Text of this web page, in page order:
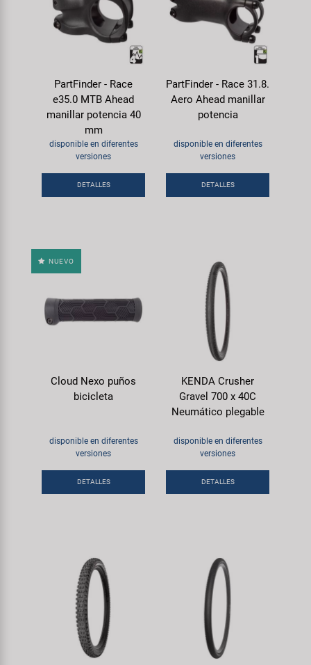
PartFinder - Race
e35.0 MTB Ahead
manillar potencia 40
mm
disponible en diferentes
versiones
DETALLES
PartFinder - Race 31.8.
Aero Ahead manillar
potencia
disponible en diferentes
versiones
DETALLES
NUEVO
Cloud Nexo puños
bicicleta
disponible en diferentes
versiones
DETALLES
KENDA Crusher
Gravel 700 x 40C
Neumático plegable
disponible en diferentes
versiones
DETALLES